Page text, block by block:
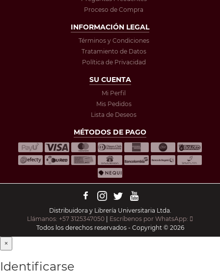
Proceso de Compra
INFORMACIÓN LEGAL
Términos y Condiciones
Tratamiento de Datos
Política de Privacidad
SU CUENTA
Mi Perfil
Mis Pedidos
Lista de Deseos
MÉTODOS DE PAGO
Distribuidora y Librería Universitaria Ltda.
Llámanos: +57 3125347050 | Escríbenos por WhatsApp:
Todos los derechos reservados - Copyright © 2026
×
Identificarse